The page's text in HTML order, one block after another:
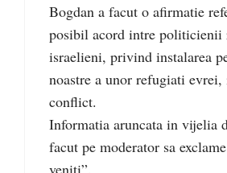
Bogdan a facut o afirmatie
posibil acord intre politicienii
israelieni, privind instalarea
noastre a unor refugiati evrei,
conflict.
Informatia aruncata in vijelia
facut pe moderator sa